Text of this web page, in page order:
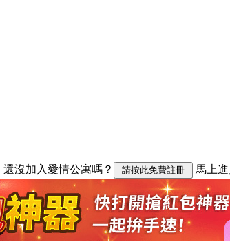
還沒加入愛情公寓嗎？ 馬上